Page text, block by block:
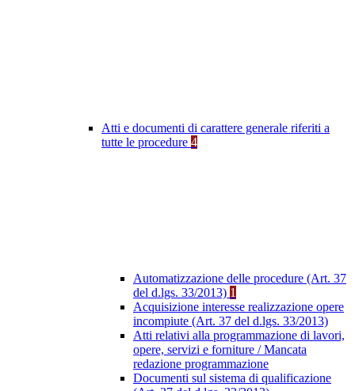
Atti e documenti di carattere generale riferiti a
tutte le procedure 4
Automatizzazione delle procedure (Art. 37
del d.lgs. 33/2013) 1
Acquisizione interesse realizzazione opere
incompiute (Art. 37 del d.lgs. 33/2013)
Atti relativi alla programmazione di lavori,
opere, servizi e forniture / Mancata
redazione programmazione
Documenti sul sistema di qualificazione